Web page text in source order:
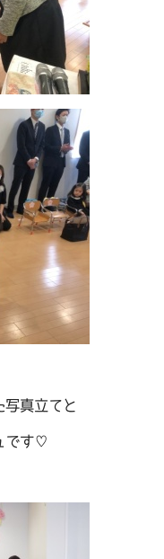
写真立てと
です♡